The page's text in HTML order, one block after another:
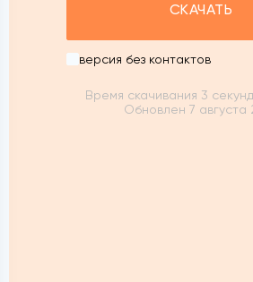
СКАЧАТЬ
версия без контактов
Время скачивания 3
Обновлен 7 августа